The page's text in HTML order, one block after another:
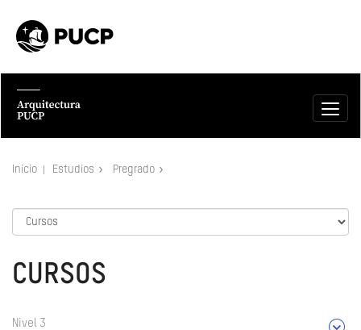
Inicio Estudios Pregrado
CURSOS
Nivel 3